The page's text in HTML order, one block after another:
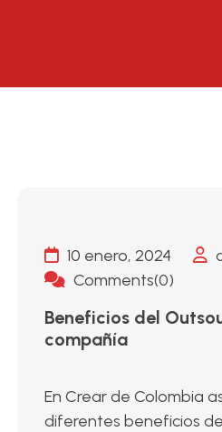
10 enero, 2024
Comments(0)
Beneficios del
compañía
En Crear de Colombia
diferentes beneficios